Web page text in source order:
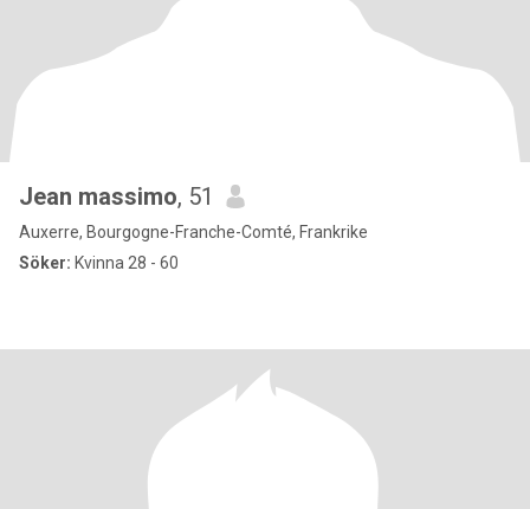
Jean massimo, 51
Auxerre, Bourgogne-Franche-Comté, Frankrike
Söker: Kvinna 28 - 60